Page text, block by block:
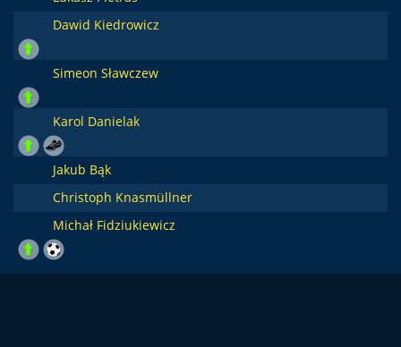
Dawid Kiedrowicz
Simeon Sławczew
Karol Danielak
Jakub Bąk
Christoph Knasmüllner
Michał Fidziukiewicz